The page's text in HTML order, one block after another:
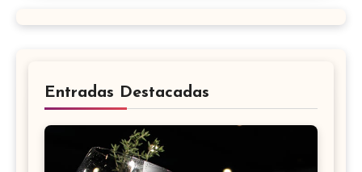
Entradas Destacadas